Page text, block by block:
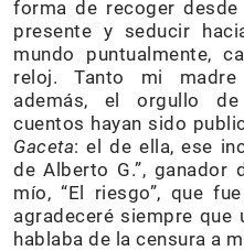
forma de recoger
presente y seducir
mundo puntualmente,
reloj. Tanto mi
además, el orgullo
cuentos hayan sido
Gaceta: el de ella, ese
de Alberto G.”, ganador
mío, “El riesgo”, que
agradeceré siempre que
hablaba de la censura a